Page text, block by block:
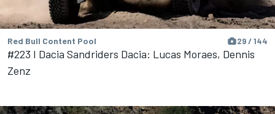
Red Bull Content Pool 29 / 144
#223 I Dacia Sandriders Dacia: Lucas Moraes, Dennis
Zenz